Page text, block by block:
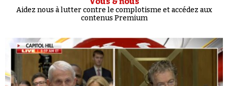
Aidez nous à lutter contre le complotisme et accédez aux
contenus Premium